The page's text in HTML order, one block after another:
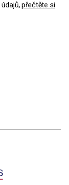
údajů,přečtěte si